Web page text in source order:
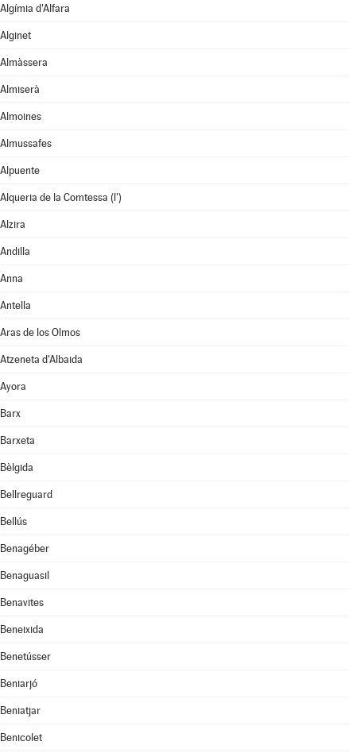
Algímia d'Alfara
Alginet
Almàssera
Almiserà
Almoines
Almussafes
Alpuente
Alqueria de la Comtessa (l')
Alzira
Andilla
Anna
Antella
Aras de los Olmos
Atzeneta d'Albaida
Ayora
Barx
Barxeta
Bèlgida
Bellreguard
Bellús
Benagéber
Benaguasil
Benavites
Beneixida
Benetússer
Beniarjó
Beniatjar
Benicolet